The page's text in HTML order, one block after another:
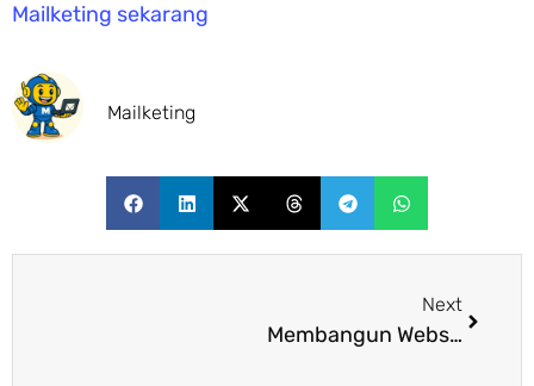
Mailketing sekarang
Mailketing
Next
Membangun Website Data Science untuk UX Lebih Pintar